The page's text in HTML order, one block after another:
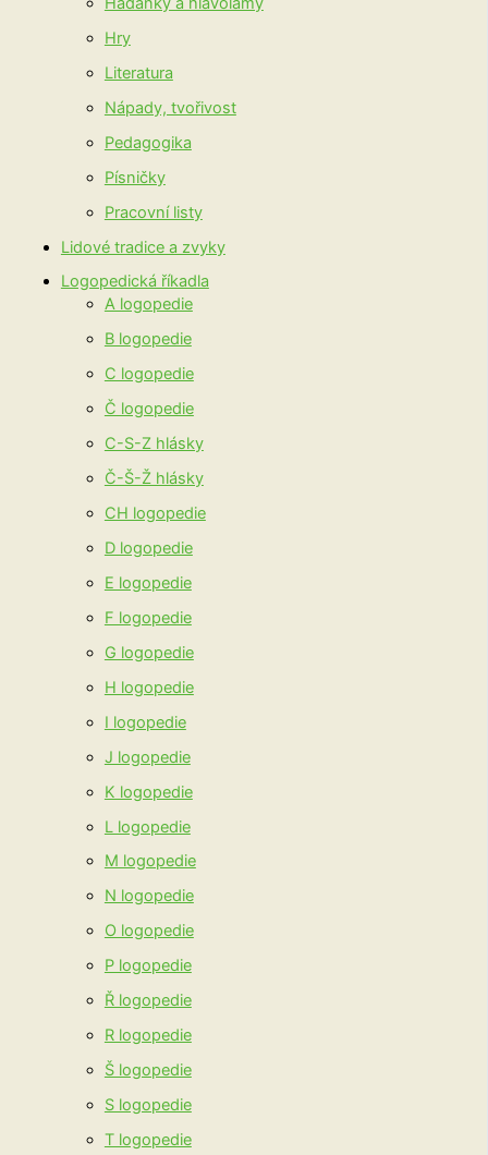
Hry
Literatura
Nápady, tvořivost
Pedagogika
Písničky
Pracovní listy
Lidové tradice a zvyky
Logopedická říkadla
A logopedie
B logopedie
C logopedie
Č logopedie
C-S-Z hlásky
Č-Š-Ž hlásky
CH logopedie
D logopedie
E logopedie
F logopedie
G logopedie
H logopedie
I logopedie
J logopedie
K logopedie
L logopedie
M logopedie
N logopedie
O logopedie
P logopedie
Ř logopedie
R logopedie
Š logopedie
S logopedie
T logopedie